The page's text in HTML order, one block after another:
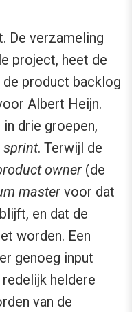
De verzameling
project, heet de
de product backlog
Albert Heijn.
drie groepen,
sprint. Terwijl de
owner (de
master voor dat
en dat de
worden. Een
genoeg input
heldere
van de